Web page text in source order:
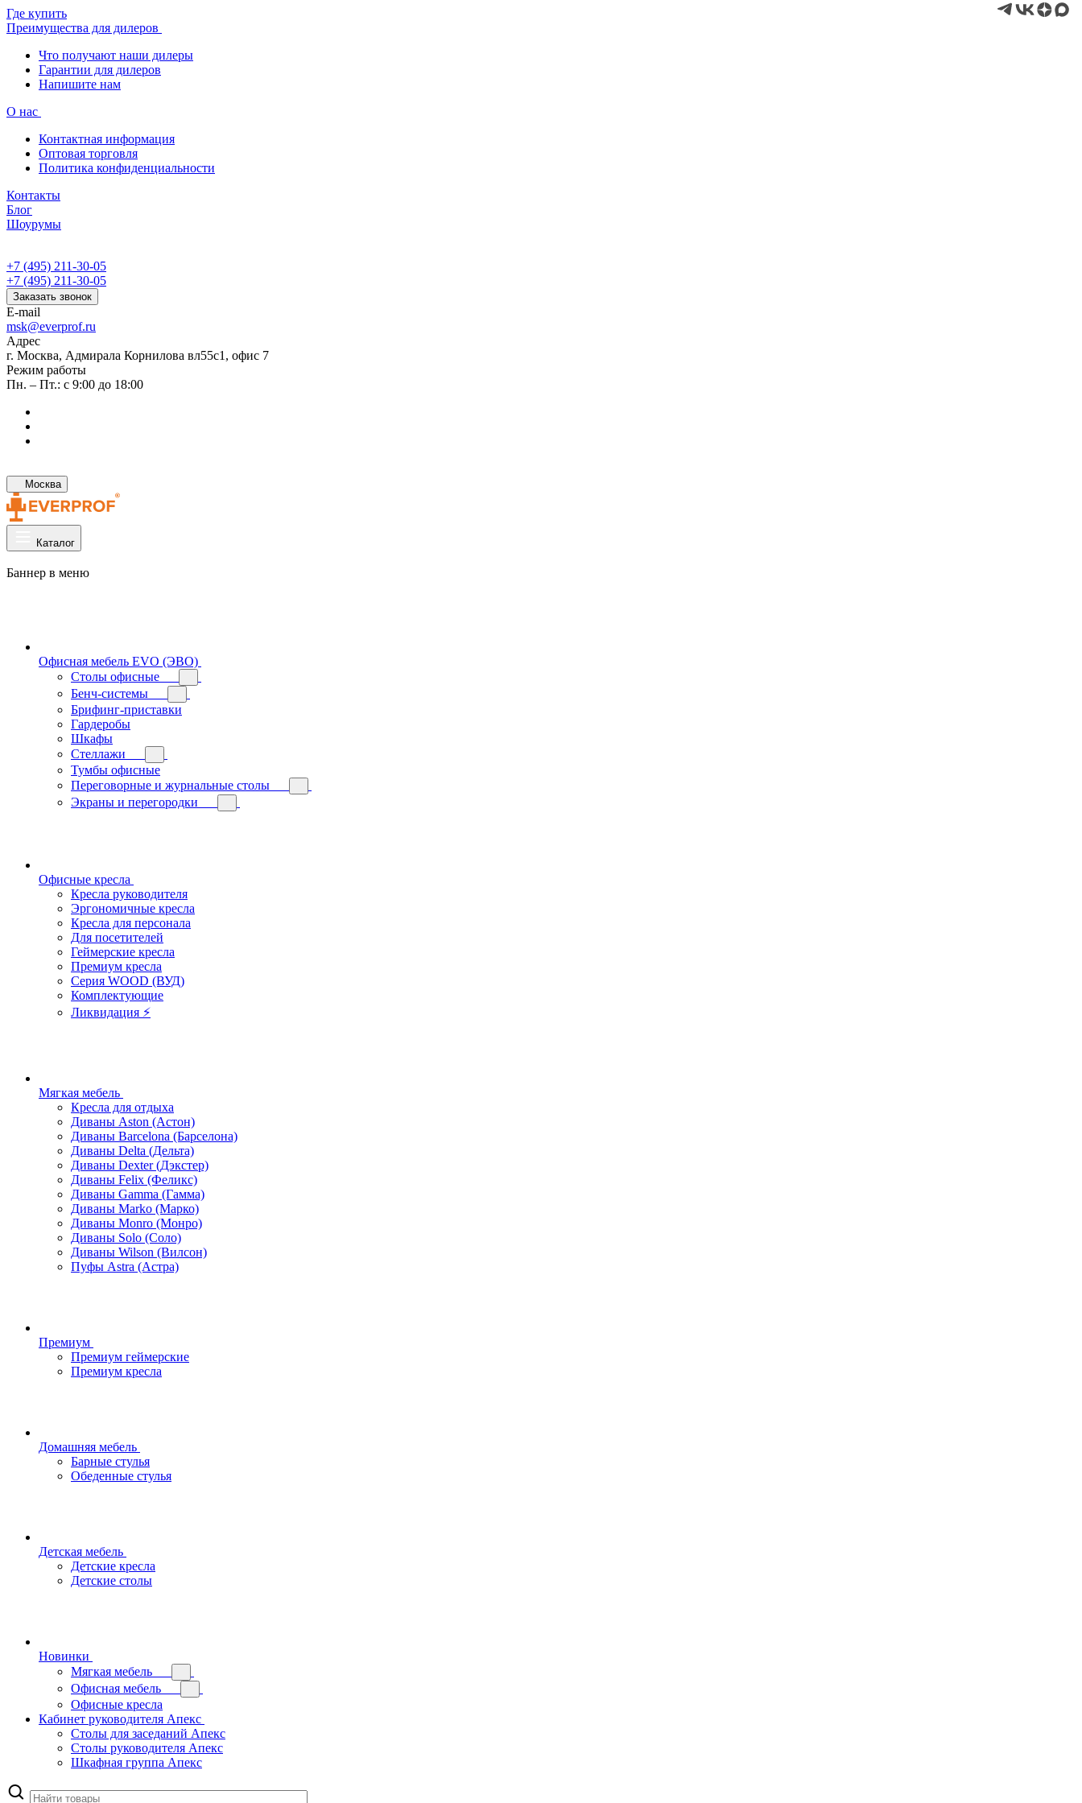
Где купить
Преимущества для дилеров
Что получают наши дилеры
Гарантии для дилеров
Напишите нам
О нас
Контактная информация
Оптовая торговля
Политика конфиденциальности
Контакты
Блог
Шоурумы
+7 (495) 211-30-05
+7 (495) 211-30-05
Заказать звонок
E-mail
msk@everprof.ru
Адрес
г. Москва, Адмирала Корнилова вл55с1, офис 7
Режим работы
Пн. – Пт.: с 9:00 до 18:00
Москва
Каталог
Баннер в меню
Офисная мебель EVO (ЭВО)
Cтолы офисные
Бенч-системы
Брифинг-приставки
Гардеробы
Шкафы
Стеллажи
Тумбы офисные
Переговорные и журнальные столы
Экраны и перегородки
Офисные кресла
Кресла руководителя
Эргономичные кресла
Кресла для персонала
Для посетителей
Геймерские кресла
Премиум кресла
Серия WOOD (ВУД)
Комплектующие
Ликвидация ⚡
Мягкая мебель
Кресла для отдыха
Диваны Aston (Астон)
Диваны Barcelona (Барселона)
Диваны Delta (Дельта)
Диваны Dexter (Дэкстер)
Диваны Felix (Феликс)
Диваны Gamma (Гамма)
Диваны Marko (Марко)
Диваны Monro (Монро)
Диваны Solo (Соло)
Диваны Wilson (Вилсон)
Пуфы Astra (Астра)
Премиум
Премиум геймерские
Премиум кресла
Домашняя мебель
Барные стулья
Обеденные стулья
Детская мебель
Детские кресла
Детские столы
Новинки
Мягкая мебель
Офисная мебель
Офисные кресла
Кабинет руководителя Апекс
Столы для заседаний Апекс
Столы руководителя Апекс
Шкафная группа Апекс